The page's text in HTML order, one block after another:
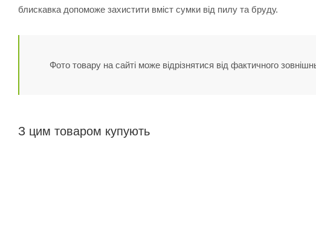
блискавка допоможе захистити вміст сумки від пилу та бруду.
Фото товару на сайті може відрізнятися від фактичного
З цим товаром купують